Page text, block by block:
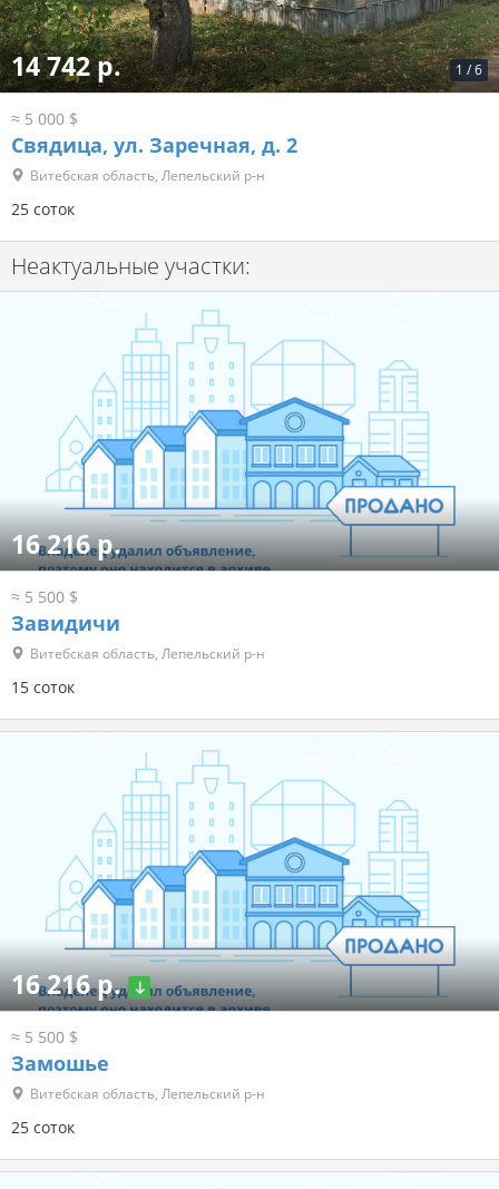
1 /6
14 742 р.
≈ 5 000 $
Свядица, ул. Заречная, д. 2
Витебская область, Лепельский р-н
25 соток
Неактуальные участки:
16 216 р.
≈ 5 500 $
Завидичи
Витебская область, Лепельский р-н
15 соток
16 216 р.
≈ 5 500 $
Замошье
Витебская область, Лепельский р-н
25 соток